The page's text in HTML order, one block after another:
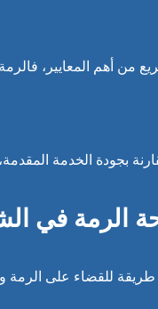
من أهم المعايير،
بجودة الخدمة
الرمة في
للقضاء على الرمة